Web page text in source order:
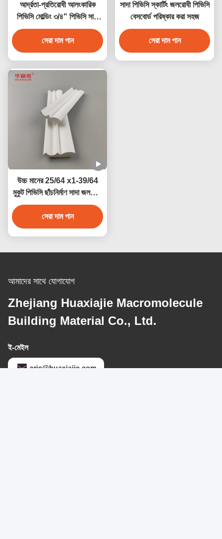
আর্দ্রতা-প্রতিরোধী আলংকারিক
পিভিসি মোল্ডিং ৩/৪" পিভিসি সাদা
কোভ অভ্যন্তরীণ সজ্জা এবং
বহিরাগত ব্যবহারের জন্য
সেরা দাম পান
সাদা পিভিসি স্কার্টিং জলরোধী পিভিসি
বেসবোর্ড পরিষ্কার করা সহজ
সেরা দাম পান
উচ্চ মানের 25/64 x1-39/64
মুকুট পিভিসি ছাঁচনির্মাণ সাদা জলরোধী
পিভিসি প্রোফাইল অভ্যন্তরীণ বিল্ডিং
সজ্জা
সেরা দাম পান
আমাদের সাথে যোগাযোগ
Zhejiang Huaxiajie Macromolecule
Building Material Co., Ltd.
ই-মেইল
eric@huaxiajie.com